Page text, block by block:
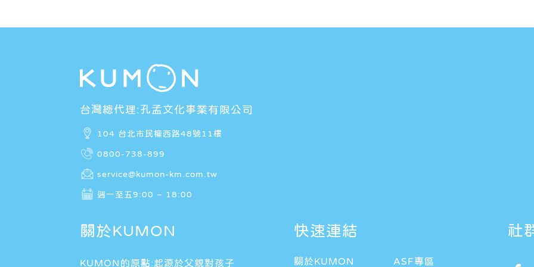
台灣總代理:孔孟文化事業有限公司
104 台北市民權西路48號11樓
0800-738-899
service@kumon-km.com.tw
週一至五9:00 ~ 18:00
關於KUMON
KUMON的原點:起源於父親對孩子
快速連結
關於KUMON ASF專區
社